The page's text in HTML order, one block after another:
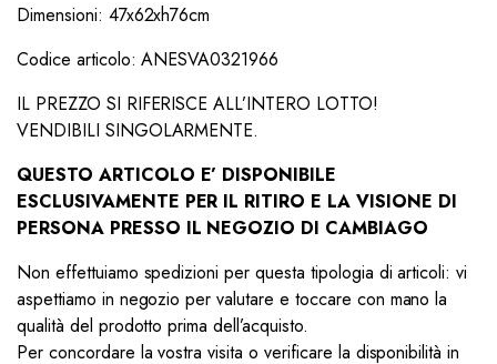
Dimensioni: 47x62xh76cm
Codice articolo: ANESVA0321966
IL PREZZO SI RIFERISCE ALL’INTERO LOTTO!
VENDIBILI SINGOLARMENTE.
QUESTO ARTICOLO E’ DISPONIBILE
ESCLUSIVAMENTE PER IL RITIRO E LA VISIONE DI
PERSONA PRESSO IL NEGOZIO DI CAMBIAGO
Non effettuiamo spedizioni per questa tipologia di articoli: vi
aspettiamo in negozio per valutare e toccare con mano la
qualità del prodotto prima dell’acquisto.
Per concordare la vostra visita o verificare la disponibilità in